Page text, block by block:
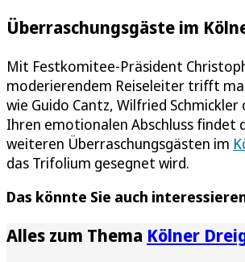
Überraschungsgäste im
Mit Festkomitee-Präsident
moderierendem Reiseleiter trifft
wie Guido Cantz, Wilfried Schmickler
Ihren emotionalen Abschluss findet
weiteren Überraschungsgästen im
das Trifolium gesegnet wird.
Das könnte Sie auch
Alles zum Thema Kölner